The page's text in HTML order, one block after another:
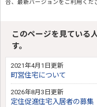
合、最新バージョンをご利用くだ
このページを見ている
す。
2021年4月1日更新
町営住宅について
2026年8月3日更新
定住促進住宅入居者の募集